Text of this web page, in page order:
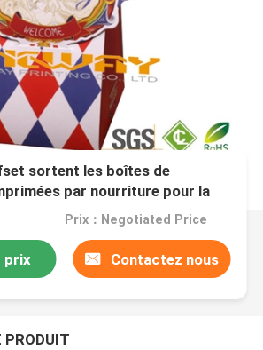
sortent les boîtes de
par nourriture pour la
Prix：Negotiated Price
prix Contactez nous
PRODUIT